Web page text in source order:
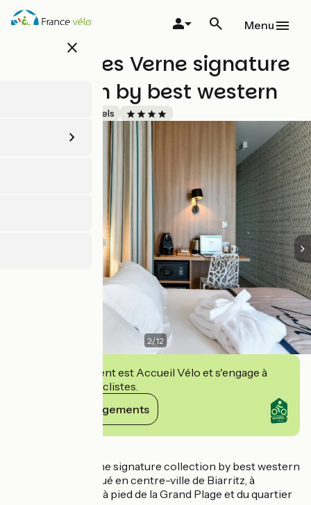
Aller
au
close
Menu
Hôtel Jules Verne signature
collection by best western
Hôtels
2/12
Cet établissement est Accueil Vélo et s'engage à
accueillir des cyclistes.
Voir ses engagements
L’ Hôtel Jules Verne signature collection by best western
est idéalement situé en centre-ville de Biarritz, à
quelques minutes à pied de la Grand Plage et du quartier